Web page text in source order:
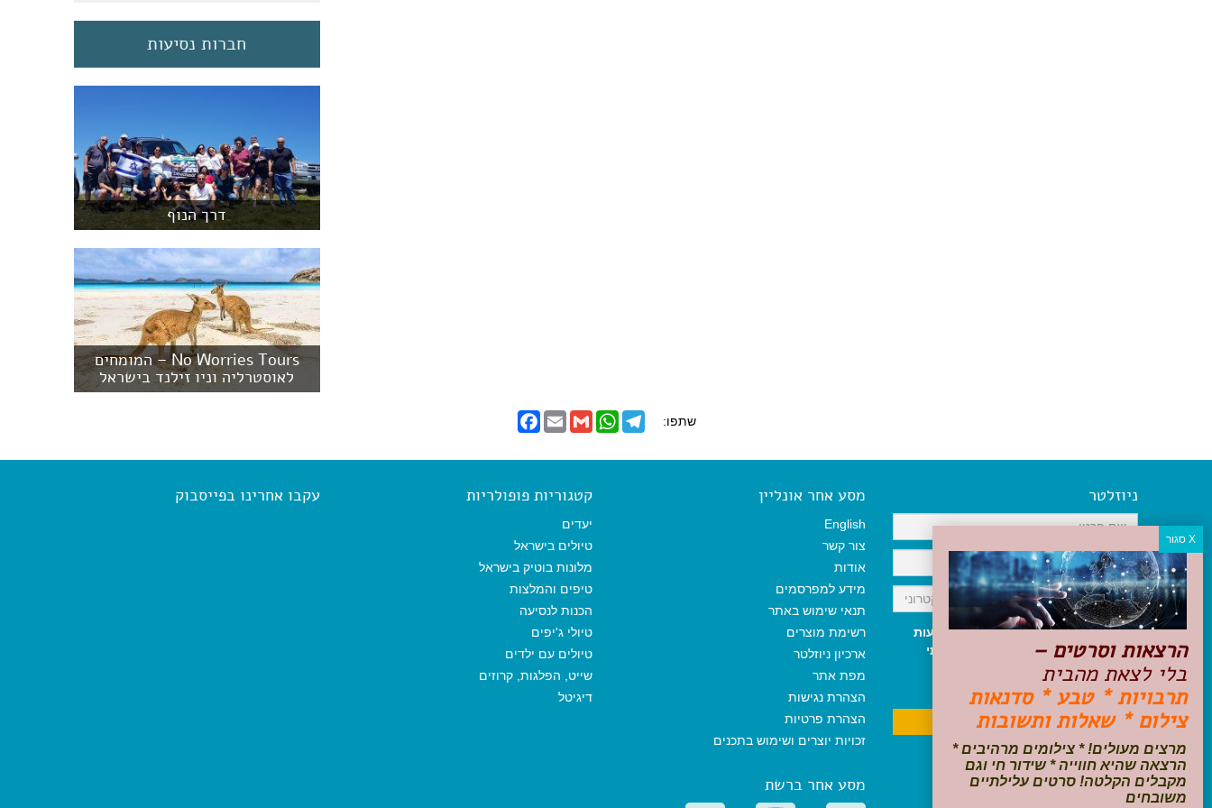
חברות נסיעות
דרך הנוף
No Worries Tours – המומחים
לאוסטרליה וניו זילנד בישראל
שתפו:
F
a
e
o
o
E
m
i
G
m
i
W
h
t
T
e
e
ניוזלטר
אני מאשר/ת קבלת ניוזלטר והודעות
שיווקיות, ומאשר/ת כי קראתי והסכמתי
לתקנון האתר ולמדיניות הפרטיות
ניתן לבטל את ההרשמה בכל עת
מסע אחר אונליין
English
צור קשר
אודות
מידע למפרסמים
תנאי שימוש באתר
רשימת מוצרים
ארכיון ניוזלטר
מפת אתר
הצהרת נגישות
הצהרת פרטיות
זכויות יוצרים ושימוש בתכנים
מסע אחר ברשת
קטגוריות פופולריות
יעדים
טיולים בישראל
מלונות בוטיק בישראל
טיפים והמלצות
הכנות לנסיעה
טיולי ג'יפים
טיולים עם ילדים
שייט, הפלגות, קרוזים
דיגיטל
עקבו אחרינו בפייסבוק
הרצאות וסרטים –
בלי לצאת מהבית
תרבויות * טבע * סדנאות
צילום * שאלות ותשובות
מרצים מעולים! * צילומים מרהיבים *
הרצאה שהיא חווייה * שידור חי וגם
מקבלים הקלטה! סרטים עלילתיים
משובחים